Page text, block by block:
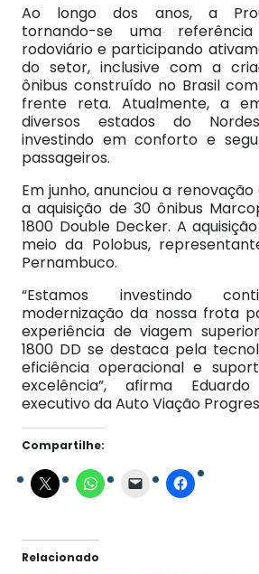
Ao longo dos anos, a
tornando-se uma
rodoviário e participando
do setor, inclusive com a
ônibus construído no Brasil
frente reta. Atualmente, a
diversos estados do
investindo em conforto e
passageiros.
Em junho, anunciou a
a aquisição de 30 ônibus
1800 Double Decker. A
meio da Polobus,
Pernambuco.
“Estamos investindo
modernização da nossa frota
experiência de viagem
1800 DD se destaca pela
eficiência operacional e
excelência”, afirma
executivo da Auto Viação
Compartilhe:
Relacionado